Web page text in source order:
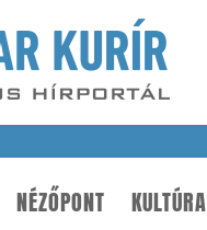
NÉZŐPONT KULTÚRA